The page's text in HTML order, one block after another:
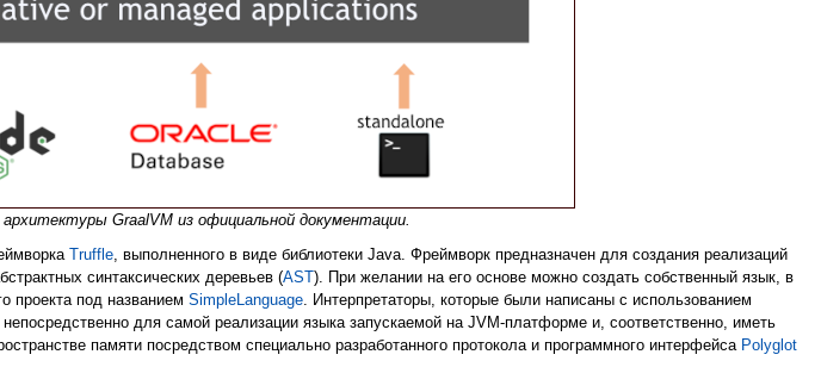
GraalVM из официальной документации.
Truffle, выполненного в виде библиотеки Java. Фреймворк предназначен для создания реализаций
синтаксических деревьев (AST). При желании на его основе можно создать собственный язык, в
проекта под названием SimpleLanguage. Интерпретаторы, которые были написаны с использованием
для самой реализации языка запускаемой на JVM-платформе и, соответственно, иметь
памяти посредством специально разработанного протокола и программного интерфейса Polyglot